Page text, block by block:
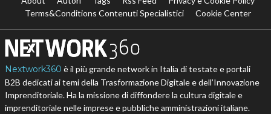
Terms&Conditions Contenuti Specialistici
Cookie Center
Nextwork360 è il più grande network in Italia di testate e portali
B2B dedicati ai temi della Trasformazione Digitale e dell’Innovazione
Imprenditoriale. Ha la missione di diffondere la cultura digitale e
imprenditoriale nelle imprese e pubbliche amministrazioni italiane.